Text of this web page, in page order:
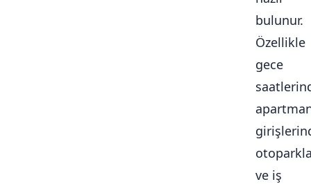
bulunur.
Özellikle
gece
ve iş